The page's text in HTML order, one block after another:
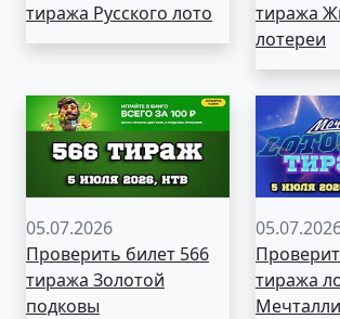
тиража Русского лото
тиража
лотереи
05.07.2026
Проверить билет 566
тиража Золотой
подковы
тиража